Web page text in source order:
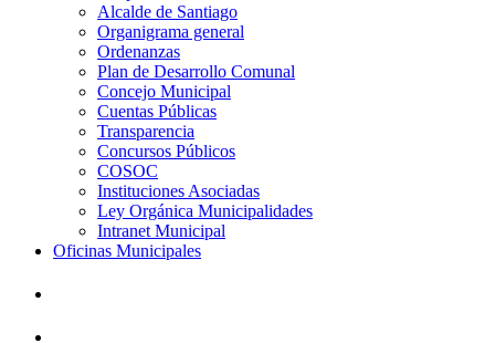
Alcalde de Santiago
Organigrama general
Ordenanzas
Plan de Desarrollo Comunal
Concejo Municipal
Cuentas Públicas
Transparencia
Concursos Públicos
COSOC
Instituciones Asociadas
Ley Orgánica Municipalidades
Intranet Municipal
Oficinas Municipales